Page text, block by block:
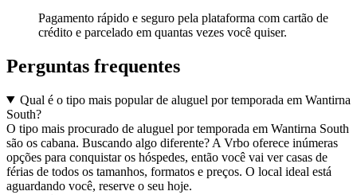
Pagamento rápido e seguro pela plataforma com cartão de
crédito e parcelado em quantas vezes você quiser.
Perguntas frequentes
Qual é o tipo mais popular de aluguel por temporada em Wantirna
South?
O tipo mais procurado de aluguel por temporada em Wantirna South
são os cabana. Buscando algo diferente? A Vrbo oferece inúmeras
opções para conquistar os hóspedes, então você vai ver casas de
férias de todos os tamanhos, formatos e preços. O local ideal está
aguardando você, reserve o seu hoje.